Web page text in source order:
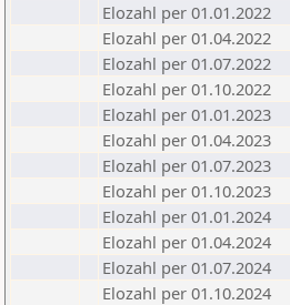
Elozahl per 01.01.2022
Elozahl per 01.04.2022
Elozahl per 01.07.2022
Elozahl per 01.10.2022
Elozahl per 01.01.2023
Elozahl per 01.04.2023
Elozahl per 01.07.2023
Elozahl per 01.10.2023
Elozahl per 01.01.2024
Elozahl per 01.04.2024
Elozahl per 01.07.2024
Elozahl per 01.10.2024